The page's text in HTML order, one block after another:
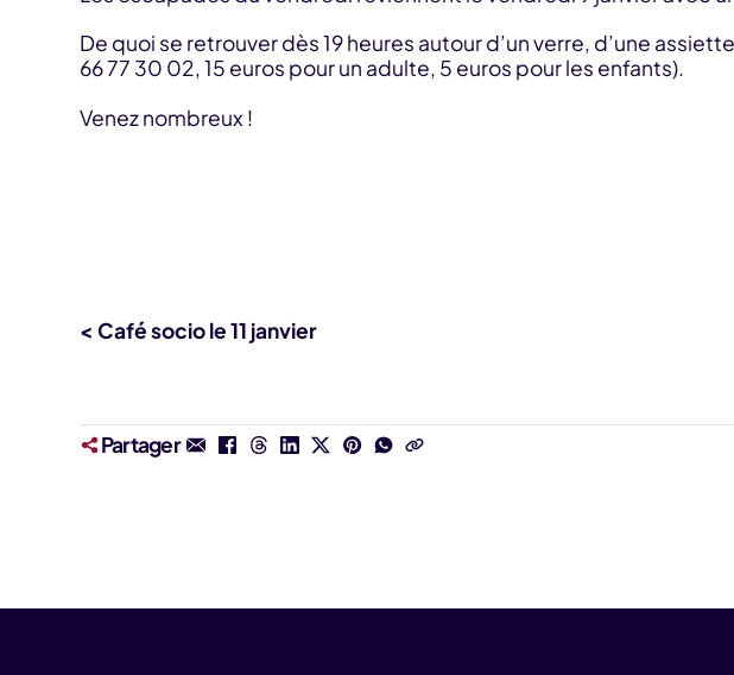
De quoi se retrouver dès 19 heures autour d’un verre, d’une
66 77 30 02, 15 euros pour un adulte, 5 euros pour les enfants).
Venez nombreux !
< Café socio le 11 janvier
Partager